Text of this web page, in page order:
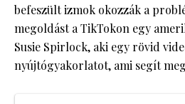
befeszült izmok okozzák a
megoldást a TikTokon egy
Susie Spirlock, aki egy rövid
nyújtógyakorlatot, ami segít